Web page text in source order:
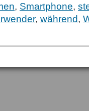
, Smartphone,
, während,